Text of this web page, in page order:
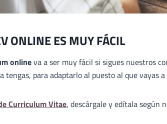
ONLINE ES MUY FÁCIL
onlineva a ser muy fácil si sigues nuestros
tengas, para adaptarlo al puesto al que vayas a
Curriculum Vitae, descárgale y edítala según